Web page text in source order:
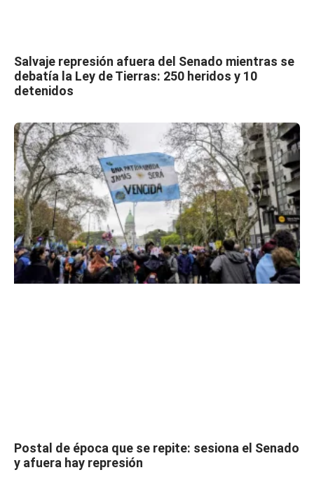
Salvaje represión afuera del Senado mientras se
debatía la Ley de Tierras: 250 heridos y 10
detenidos
Postal de época que se repite: sesiona el Senado
y afuera hay represión